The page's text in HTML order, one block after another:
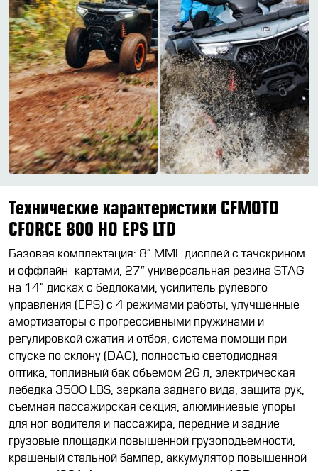
Технические характеристики CFMOTO
CFORCE 800 HO EPS LTD
Базовая комплектация: 8” MMI-дисплей с тачскрином
и оффлайн-картами, 27″ универсальная резина STAG
на 14” дисках с бедлоками, усилитель рулевого
управления (EPS) с 4 режимами работы, улучшенные
амортизаторы с прогрессивными пружинами и
регулировкой сжатия и отбоя, система помощи при
спуске по склону (DAC), полностью светодиодная
оптика, топливный бак объемом 26 л, электрическая
лебедка 3500 LBS, зеркала заднего вида, защита рук,
съемная пассажирская секция, алюминиевые упоры
для ног водителя и пассажира, передние и задние
грузовые площадки повышенной грузоподъемности,
крашеный стальной бампер, аккумулятор повышенной